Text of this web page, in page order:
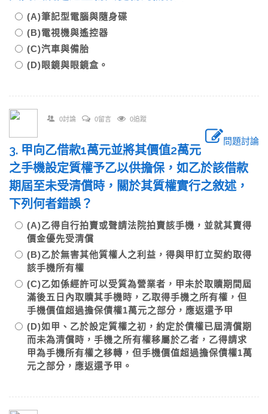
(A)筆記型電腦與隨身碟
(B)電視機與遙控器
(C)汽車與備胎
(D)眼鏡與眼鏡盒。
0討論 0留言 0追蹤
問題討論
3. 甲向乙借款1萬元並將其價值2萬元
之手機設定質權予乙以供擔保，如乙於該借款
期屆至未受清償時，關於其質權實行之敘述，
下列何者錯誤？
(A)乙得自行拍賣或聲請法院拍賣該手機，並就其賣得
價金優先受清償
(B)乙於無害其他質權人之利益，得與甲訂立契約取得
該手機所有權
(C)乙如係經許可以受質為營業者，甲未於取贖期間屆
滿後五日內取贖其手機時，乙取得手機之所有權，但
手機價值超過擔保債權1萬元之部分，應返還予甲
(D)如甲、乙於設定質權之初，約定於債權已屆清償期
而未為清償時，手機之所有權移屬於乙者，乙得請求
甲為手機所有權之移轉，但手機價值超過擔保債權1萬
元之部分，應返還予甲。